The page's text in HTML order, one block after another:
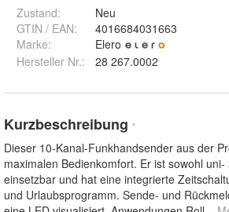
Zustand:
Neu
GTIN / EAN:
4016684031663
Marke:
Elero
Hersteller Nr.:
28 267.0002
Kurzbeschreibung *
Dieser 10-Kanal-Funkhandsender aus der
maximalen Bedienkomfort. Er ist sowohl
einsetzbar und hat eine integrierte
und Urlaubsprogramm. Sende- und